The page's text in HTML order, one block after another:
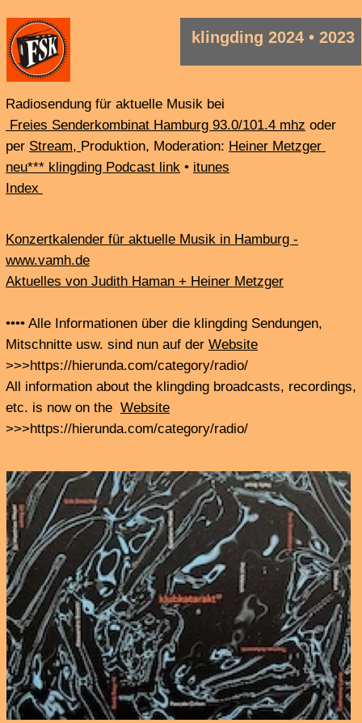
Radiosendung für aktuelle Musik bei
perStream,Produktion, Moderation: Heiner Metzger
neu*** klingding Podcast link• itunes
Index
Konzertkalender für aktuelle Musik in Hamburg -
www.vamh.de
Mitschnitte usw. sind nun auf derWebsite
>>>https://hierunda.com/category/radio/
All information about the klingding broadcasts, recordings,
etc. is now on theWebsite
Freitag 20. Dezember 2024 22.00 - 0.00
Interview mit Michel Chevalierüber die neueUr! Geller LP
„Sans Swing“– rel. 21.12.24red wig>>Release Konzert
21.12.24 im Centro Sociale(m/ HOWRAH)
Studiogäste:Jan Feddersen + Robert Engelbrecht
präsentieren das Programm vonklubkatarakt19
Festival für experimentelle Musik15. – 18. Januar 2025 •
Kampnagel, Hamburg
klub katarakt präsentiert vom 15. bis zum 18. Januar 2025